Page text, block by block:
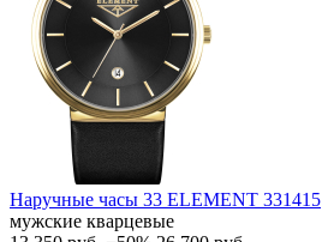
Наручные часы 33 ELEMENT 331415
мужские кварцевые